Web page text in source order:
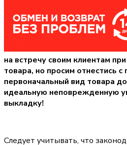
на встречу своим клиентам
товара, но просим отнестись с
первоначальный вид товара
идеальную неповрежденную
выкладку!
Следует учитывать, что